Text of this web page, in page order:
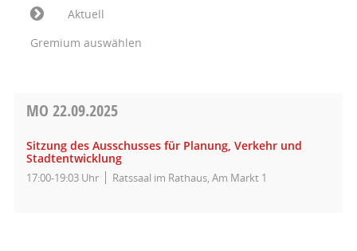
Aktuell
Gremium auswählen
MO 22.09.2025
Sitzung des Ausschusses für Planung, Verkehr und
Stadtentwicklung
17:00-19:03 Uhr Ratssaal im Rathaus, Am Markt 1